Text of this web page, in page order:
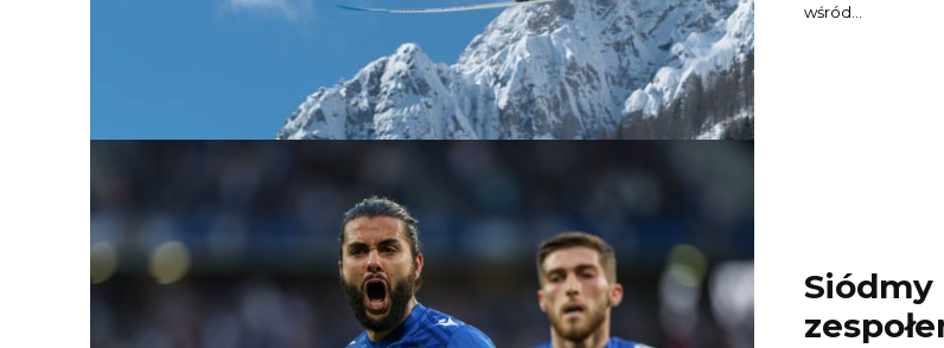
wśród...
Siódmy